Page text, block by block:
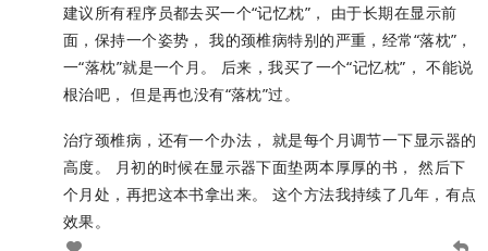
建议所有程序员都去买一个“记忆枕”， 由于长期在显示前
面，保持一个姿势， 我的颈椎病特别的严重，经常“落枕”，
一“落枕”就是一个月。 后来，我买了一个“记忆枕”， 不能说
根治吧， 但是再也没有“落枕”过。
治疗颈椎病，还有一个办法， 就是每个月调节一下显示器的
高度。 月初的时候在显示器下面垫两本厚厚的书， 然后下
个月处，再把这本书拿出来。 这个方法我持续了几年，有点
效果。